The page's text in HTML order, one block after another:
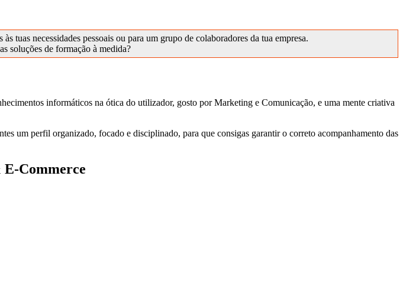
tuas necessidades pessoais ou para um grupo de colaboradores da tua empresa.
soluções de formação à medida?
informáticos na ótica do utilizador, gosto por Marketing e Comunicação, e uma mente criativa
um perfil organizado, focado e disciplinado, para que consigas garantir o correto acompanhamento das
Commerce